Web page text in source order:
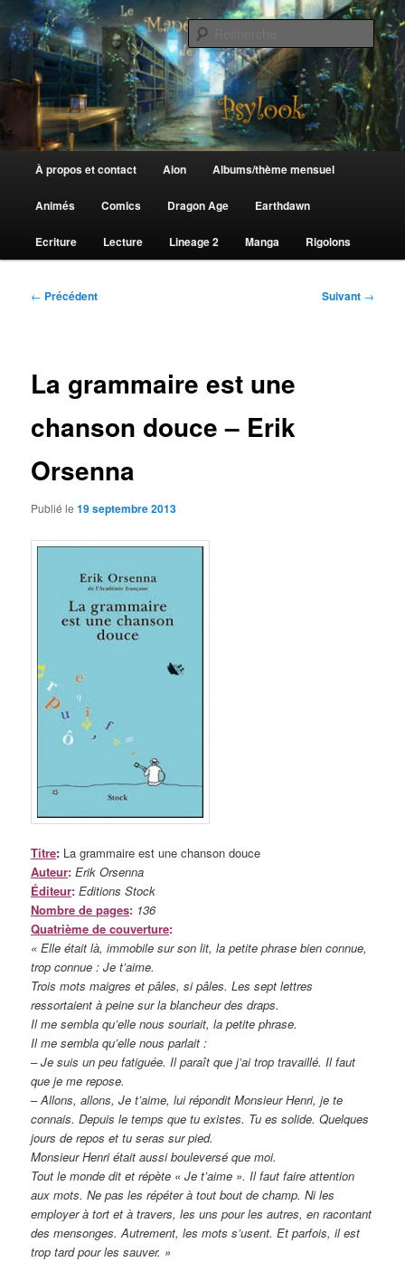
au
contenu
principalLe Manège de Psylook
principal
À propos et contact Aion Albums/thème mensuel
Animés Comics Dragon Age Earthdawn
Ecriture Lecture Lineage 2 Manga Rigolons
Navigation
← Précédent Suivant →
La grammaire est une
chanson douce – Erik
Orsenna
Publié le19 septembre 2013
Titre: La grammaire est une chanson douce
Auteur: Erik Orsenna
Éditeur: Editions Stock
Nombre de pages: 136
Quatrième de couverture:
« Elle était là, immobile sur son lit, la petite phrase bien connue,
trop connue : Je t’aime.
Trois mots maigres et pâles, si pâles. Les sept lettres
ressortaient à peine sur la blancheur des draps.
Il me sembla qu’elle nous souriait, la petite phrase.
Il me sembla qu’elle nous parlait :
– Je suis un peu fatiguée. Il paraît que j’ai trop travaillé. Il faut
que je me repose.
– Allons, allons, Je t’aime, lui répondit Monsieur Henri, je te
connais. Depuis le temps que tu existes. Tu es solide. Quelques
jours de repos et tu seras sur pied.
Monsieur Henri était aussi bouleversé que moi.
Tout le monde dit et répète « Je t’aime ». Il faut faire attention
aux mots. Ne pas les répéter à tout bout de champ. Ni les
employer à tort et à travers, les uns pour les autres, en racontant
des mensonges. Autrement, les mots s’usent. Et parfois, il est
trop tard pour les sauver. »